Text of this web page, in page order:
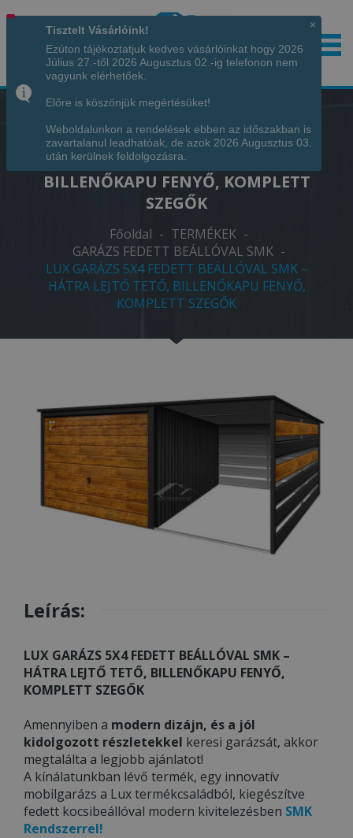
Hívjon minket!+36 70 7342034
LUX GARÁZS 5X4 FEDETT BEÁLLÓVAL
SMK – HÁTRA LEJTŐ TETŐ,
BILLENŐKAPU FENYŐ, KOMPLETT
SZEGŐK
Főoldal - TERMÉKEK -
GARÁZS FEDETT BEÁLLÓVAL SMK -
LUX GARÁZS 5X4 FEDETT BEÁLLÓVAL SMK –
HÁTRA LEJTŐ TETŐ, BILLENŐKAPU FENYŐ,
KOMPLETT SZEGŐK
Leírás:
LUX GARÁZS 5X4 FEDETT BEÁLLÓVAL SMK –
HÁTRA LEJTŐ TETŐ, BILLENŐKAPU FENYŐ,
KOMPLETT SZEGŐK
Amennyiben a modern dizájn, és a jól
kidolgozott részletekkel keresi garázsát, akkor
megtalálta a legjobb ajánlatot!
A kínálatunkban lévő termék, egy innovatív
mobilgarázs a Lux termékcsaládból, kiegészítve
fedett kocsibeállóval modern kivitelezésben SMK
Rendszerrel!
×
Tisztelt Vásárlóink!
Ezúton tájékoztatjuk kedves vásárlóinkat hogy 2026
Július 27.-től 2026 Augusztus 02.-ig telefonon nem
vagyunk elérhetőek.
Előre is köszönjük megértésüket!
Weboldalunkon a rendelések ebben az időszakban is
zavartalanul leadhatóak, de azok 2026 Augusztus 03.
után kerülnek feldolgozásra.